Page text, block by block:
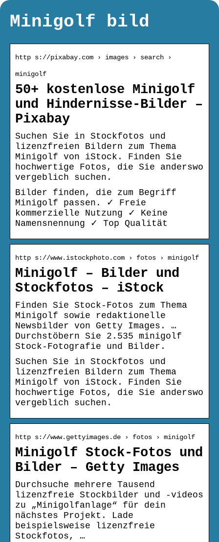
Minigolf bild
http s://pixabay.com › images › search ›
minigolf
50+ kostenlose Minigolf
und Hindernisse-Bilder –
Pixabay
Suchen Sie in Stockfotos und
lizenzfreien Bildern zum Thema
Minigolf von iStock. Finden Sie
hochwertige Fotos, die Sie anderswo
vergeblich suchen.
Bilder finden, die zum Begriff
Minigolf passen. ✓ Freie
kommerzielle Nutzung ✓ Keine
Namensnennung ✓ Top Qualität
http s://www.istockphoto.com › fotos › minigolf
Minigolf – Bilder und
Stockfotos – iStock
Finden Sie Stock-Fotos zum Thema
Minigolf sowie redaktionelle
Newsbilder von Getty Images. …
Durchstöbern Sie 2.535 minigolf
Stock-Fotografie und Bilder.
Suchen Sie in Stockfotos und
lizenzfreien Bildern zum Thema
Minigolf von iStock. Finden Sie
hochwertige Fotos, die Sie anderswo
vergeblich suchen.
http s://www.gettyimages.de › fotos › minigolf
Minigolf Stock-Fotos und
Bilder – Getty Images
Durchsuche mehrere Tausend
lizenzfreie Stockbilder und -videos
zu „Minigolfanlage“ für dein
nächstes Projekt. Lade
beispielsweise lizenzfreie
Stockfotos, …